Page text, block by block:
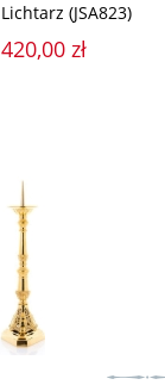
Lichtarz (JSA823)
420,00 zł